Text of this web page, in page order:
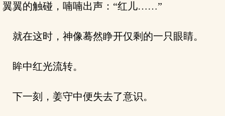
翼翼的触碰，喃喃出声：“红儿……”
就在这时，神像蓦然睁开仅剩的一只眼睛。
眸中红光流转。
下一刻，姜守中便失去了意识。